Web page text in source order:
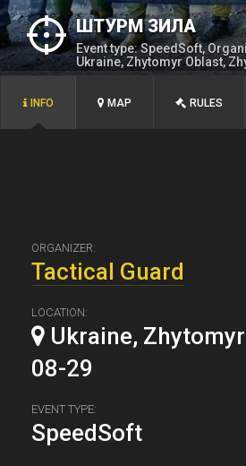
ШТУРМ ЗИЛА
Event type: SpeedSoft,
Ukraine, Zhytomyr Oblast,
INFO MAP RULES
ORGANIZER:
Tactical Guard
LOCATION:
Ukraine,
08-29
EVENT TYPE:
SpeedSoft